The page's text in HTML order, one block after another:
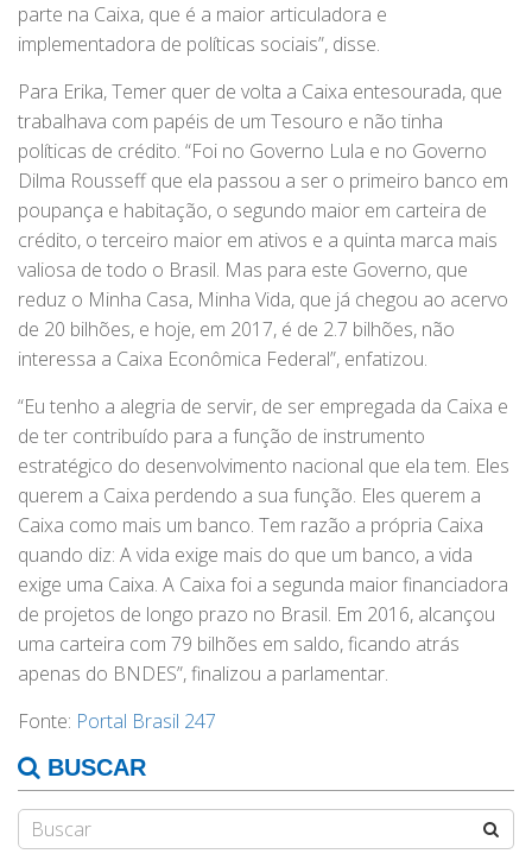
parte na Caixa, que é a maior articuladora e
implementadora de políticas sociais”, disse.
Para Erika, Temer quer de volta a Caixa entesourada, que
trabalhava com papéis de um Tesouro e não tinha
políticas de crédito. “Foi no Governo Lula e no Governo
Dilma Rousseff que ela passou a ser o primeiro banco em
poupança e habitação, o segundo maior em carteira de
crédito, o terceiro maior em ativos e a quinta marca mais
valiosa de todo o Brasil. Mas para este Governo, que
reduz o Minha Casa, Minha Vida, que já chegou ao acervo
de 20 bilhões, e hoje, em 2017, é de 2.7 bilhões, não
interessa a Caixa Econômica Federal”, enfatizou.
“Eu tenho a alegria de servir, de ser empregada da Caixa e
de ter contribuído para a função de instrumento
estratégico do desenvolvimento nacional que ela tem. Eles
querem a Caixa perdendo a sua função. Eles querem a
Caixa como mais um banco. Tem razão a própria Caixa
quando diz: A vida exige mais do que um banco, a vida
exige uma Caixa. A Caixa foi a segunda maior financiadora
de projetos de longo prazo no Brasil. Em 2016, alcançou
uma carteira com 79 bilhões em saldo, ficando atrás
apenas do BNDES”, finalizou a parlamentar.
Fonte: Portal Brasil 247
BUSCAR